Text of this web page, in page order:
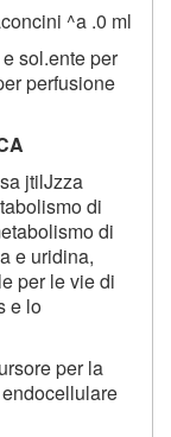
^a .0 ml
sol.ente per
perfusione
jtilJzza
di
di
e uridina,
per le vie di
e lo
per la